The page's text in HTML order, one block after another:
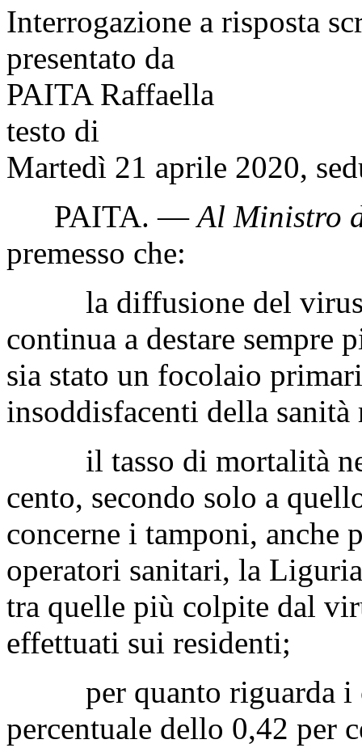
Interrogazione a risposta
presentato da
PAITA Raffaella
testo di
Martedì 21 aprile 2020,
PAITA. — Al Ministro
premesso che:
la diffusione del virus
continua a destare sempre
sia stato un focolaio
insoddisfacenti della sanità
il tasso di mortalità
cento, secondo solo a
concerne i tamponi, anche
operatori sanitari, la
tra quelle più colpite dal
effettuati sui residenti;
per quanto riguarda i
percentuale dello 0,42 per